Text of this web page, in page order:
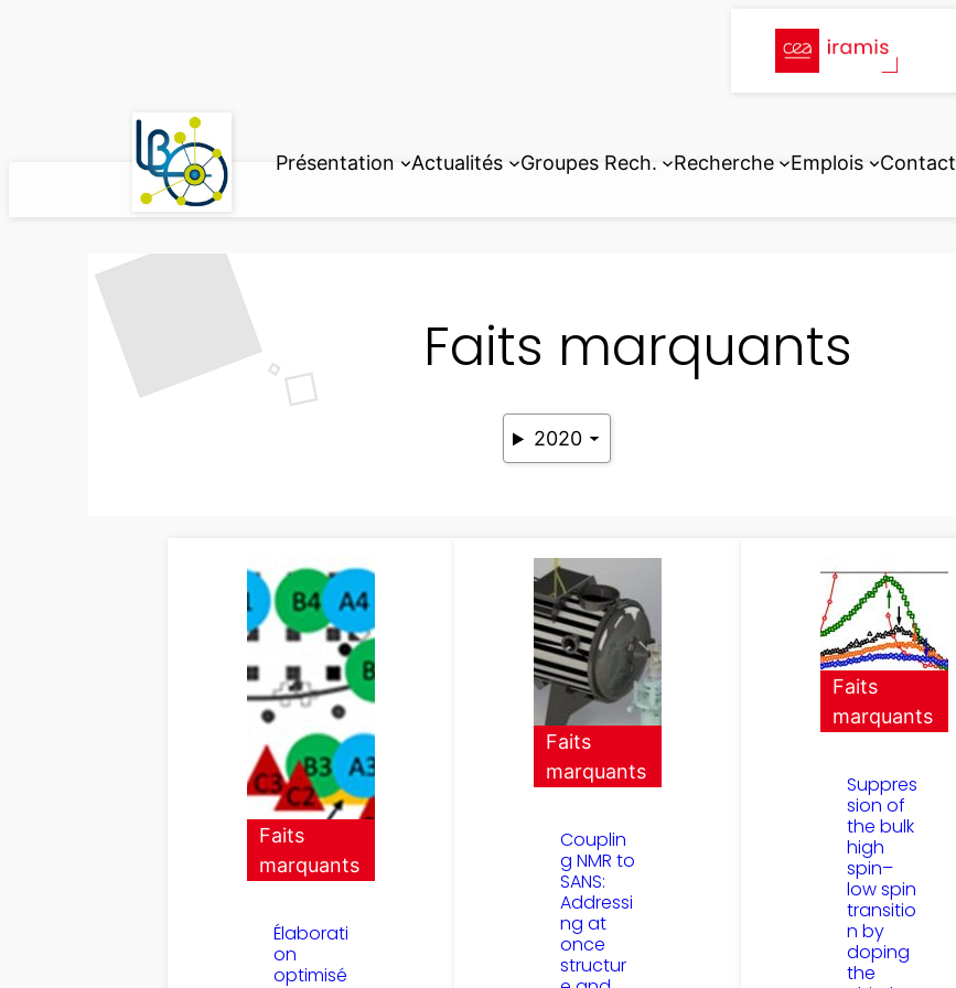
Présentation Actualités Groupes Rech. Recherche Emplois Contact
Faits marquants
2020
Faits
marquants
Élaborati
on
optimisé
Faits
marquants
Couplin
g NMR to
SANS:
Addressi
ng at
once
structur
Faits
marquants
Suppres
sion of
the bulk
high
spin–
low spin
transitio
n by
doping
the